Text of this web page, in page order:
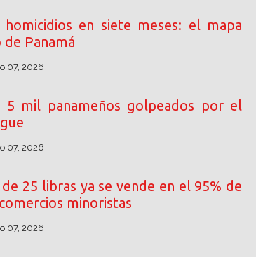
homicidios en siete meses: el mapa
de Panamá
07, 2026
5 mil panameños golpeados por el
07, 2026
de 25 libras ya se vende en el 95% de
minoristas
07, 2026